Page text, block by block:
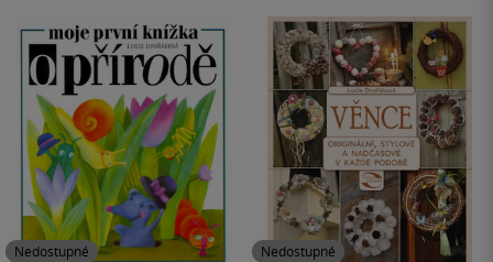
Nedostupné Nedostupné